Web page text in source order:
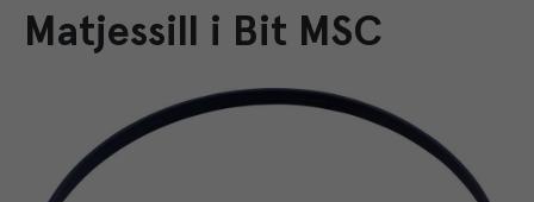
Matjessill i Bit MSC